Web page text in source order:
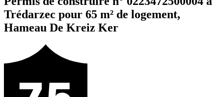
Trédarzec pour 65 m² de logement,
Hameau De Kreiz Ker